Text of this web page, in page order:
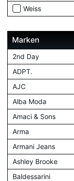
Weiss
Marken
2nd Day
ADPT.
AJC
Alba Moda
Amaci & Sons
Arma
Armani Jeans
Ashley Brooke
Baldessarini